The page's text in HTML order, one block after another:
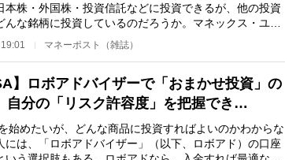
本株・外国株・投資信託などに投資できるが、他の投資
んな銘柄に投資しているのだろうか。マネックス・ユニ
マネーポスト（雑誌）
】ロボアドバイザーで「おまかせ投資」の
分の「リスク許容度」を把握でき…
始めたいが、どんな商品に投資すればよいのかわからな
には、「ロボアドバイザー」（以下、ロボアド）の口座